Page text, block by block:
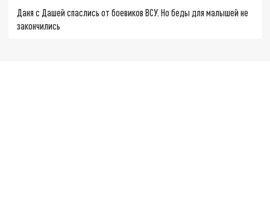
Даня с Дашей спаслись от боевиков ВСУ. Но беды для малышей не
закончились